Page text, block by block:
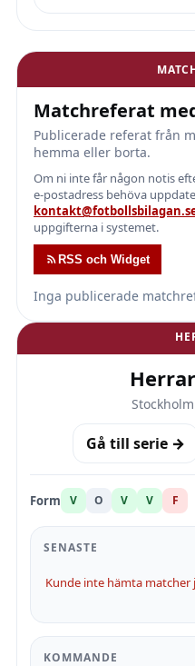
Matchreferat
Publicerade referat från
hemma eller borta.
Om ni inte får någon notis
e-postadress behöva
uppgifterna i systemet.
RSS och Widget
Inga publicerade
Gå till serie →
Form V O V V F
SENASTE
Kunde inte hämta matcher
KOMMANDE